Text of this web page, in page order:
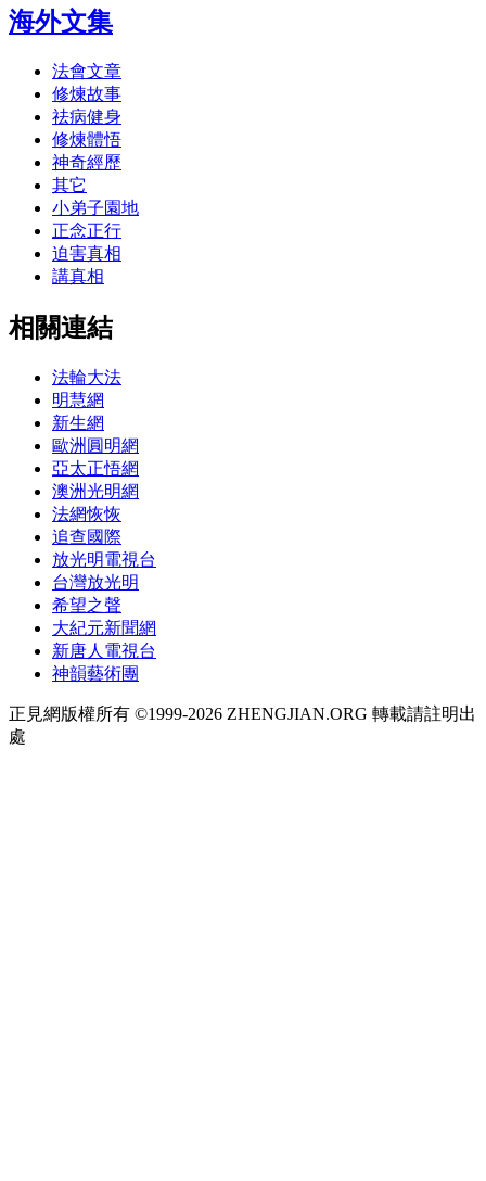
海外文集
法會文章
修煉故事
祛病健身
修煉體悟
神奇經歷
其它
小弟子園地
正念正行
迫害真相
講真相
相關連結
法輪大法
明慧網
新生網
歐洲圓明網
亞太正悟網
澳洲光明網
法網恢恢
追查國際
放光明電視台
台灣放光明
希望之聲
大紀元新聞網
新唐人電視台
神韻藝術團
正見網版權所有 ©1999-2026 ZHENGJIAN.ORG 轉載請註明出
處